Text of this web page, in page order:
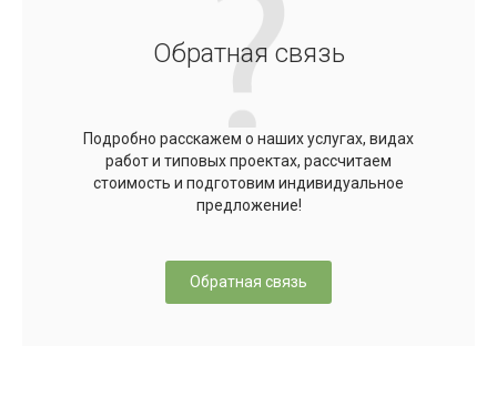
Обратная связь
Подробно расскажем о наших услугах, видах
работ и типовых проектах, рассчитаем
стоимость и подготовим индивидуальное
предложение!
Обратная связь